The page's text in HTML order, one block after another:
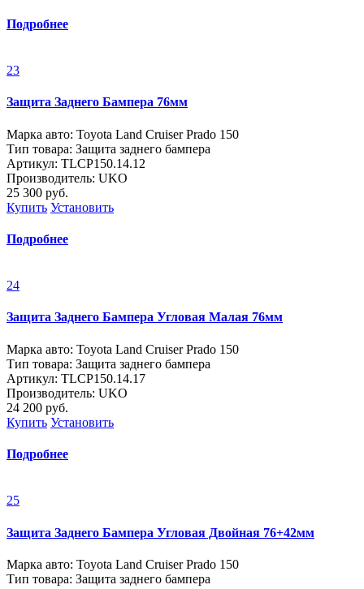
Подробнее
23
Защита Заднего Бампера 76мм
Марка авто: Toyota Land Cruiser Prado 150
Тип товара: Защита заднего бампера
Артикул: ТLСP150.14.12
Производитель: UKO
25 300 руб.
Купить Установить
Подробнее
24
Защита Заднего Бампера Угловая Малая 76мм
Марка авто: Toyota Land Cruiser Prado 150
Тип товара: Защита заднего бампера
Артикул: ТLСP150.14.17
Производитель: UKO
24 200 руб.
Купить Установить
Подробнее
25
Защита Заднего Бампера Угловая Двойная 76+42мм
Марка авто: Toyota Land Cruiser Prado 150
Тип товара: Защита заднего бампера